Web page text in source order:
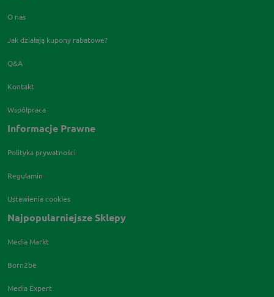
O nas
Jak działają kupony rabatowe?
Q&A
Kontakt
Współpraca
Informacje Prawne
Polityka prywatności
Regulamin
Ustawienia cookies
Najpopularniejsze Sklepy
Media Markt
Born2be
Media Expert